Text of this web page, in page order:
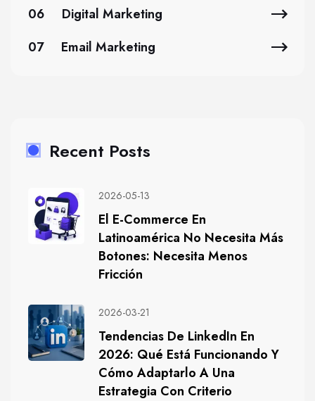
06
Digital Marketing
07
Email Marketing
Recent Posts
2026-05-13
El E-Commerce En
Latinoamérica No Necesita Más
Botones: Necesita Menos
Fricción
2026-03-21
Tendencias De LinkedIn En
2026: Qué Está Funcionando Y
Cómo Adaptarlo A Una
Estrategia Con Criterio